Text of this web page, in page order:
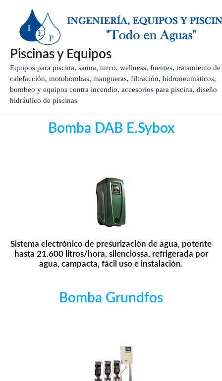
contenido
Piscinas y Equipos
Equipos para piscina, sauna, turco, wellness, fuentes, tratamiento de
calefacción, motobombas, mangueras, filtración, hidroneumáticos,
bombeo y equipos contra incendio, accesorios para piscina, diseño
hidráulico de piscinas
Bomba DAB E.Sybox
Sistema electrónico de presurización de agua, potente
hasta 21.600 litros/hora, silenciossa, refrigerada por
agua, campacta, fácil uso e instalación.
Bomba Grundfos